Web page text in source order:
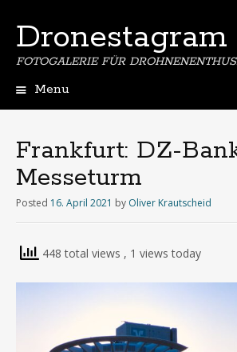
Dronestagram
FOTOGALERIE FÜR
Menu
Frankfurt: DZ-
Messeturm
Posted 16. April 2021 by Oliver Krautscheid
448 total views , 1 views today